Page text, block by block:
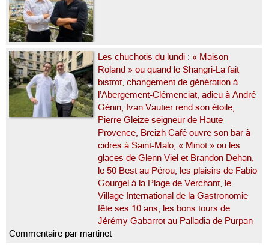
Les chuchotis du lundi : « Maison
Roland » ou quand le Shangri-La fait
bistrot, changement de génération à
l’Abergement-Clémenciat, adieu à André
Génin, Ivan Vautier rend son étoile,
Pierre Gleize seigneur de Haute-
Provence, Breizh Café ouvre son bar à
cidres à Saint-Malo, « Minot » ou les
glaces de Glenn Viel et Brandon Dehan,
le 50 Best au Pérou, les plaisirs de Fabio
Gourgel à la Plage de Verchant, le
Village International de la Gastronomie
fête ses 10 ans, les bons tours de
Jérémy Gabarrot au Palladia de Purpan
Commentaire par martinet